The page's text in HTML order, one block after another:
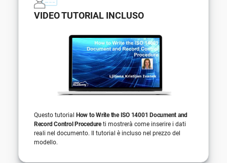
VIDEO TUTORIAL INCLUSO
Questo tutorial How to Write the ISO 14001 Document and
Record Control Procedureti mostrerà come inserire i dati
reali nel documento. Il tutorial è incluso nel prezzo del
modello.